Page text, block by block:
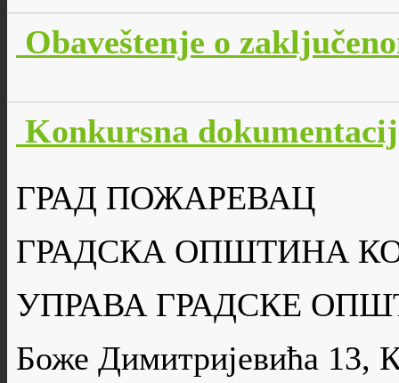
Obaveštenje o
Konkursna
ГРАД ПОЖАРЕВАЦ
ГРАДСКА ОПШТИНА
УПРАВА ГРАДСКЕ
Боже Димитријевића 13,